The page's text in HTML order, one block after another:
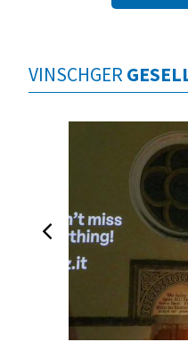
VINSCHGER